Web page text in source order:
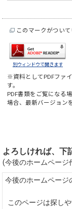
このマークがつい
別ウィンドウで開きます
※資料としてPDFファ
す。
PDF書類をご覧になる場
場合、最新バージョン